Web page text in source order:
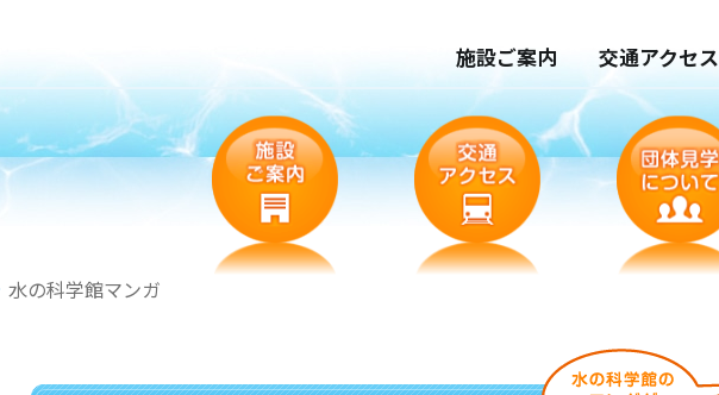
施設ご案内 交通アクセス
水の科学館マンガ